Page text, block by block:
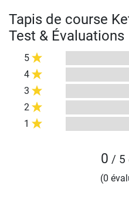
Tapis de course
Test & Évaluations
5
4
3
2
1
0 / 5
(0